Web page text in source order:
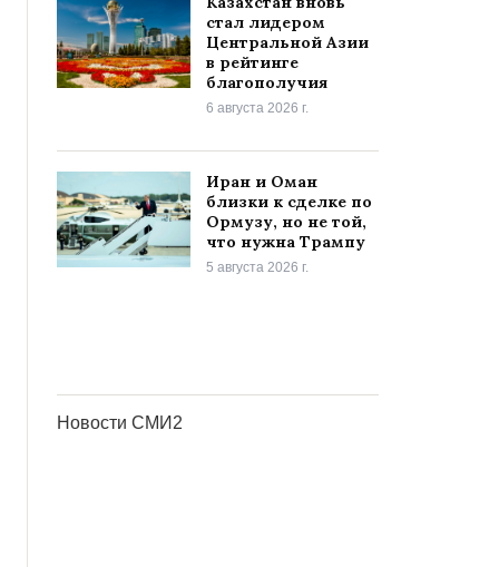
стал лидером
Центральной Азии
в рейтинге
благополучия
6 августа 2026 г.
Иран и Оман
близки к сделке по
Ормузу, но не той,
что нужна Трампу
5 августа 2026 г.